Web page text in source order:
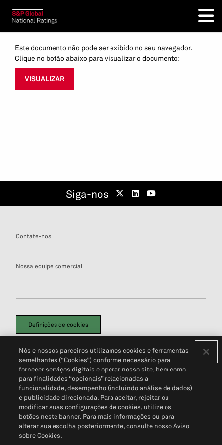
Este documento não pode ser exibido no seu navegador.
Clique no botão abaixo para visualizar o documento:
VISUALIZAR
Siga-nos
Contate-nos
Nossa equipe comercial
Definições de cookies
Política de PrivacidadePortal de privacidade do cliente (em inglês)
Não Venda Minhas Informações Pessoais© 2026 S&P Global
Nós e nossos parceiros utilizamos cookies e ferramentas
semelhantes (“Cookies”) conforme necessário para
fornecer serviços digitais e operar nosso site, bem como
para finalidades “opcionais” relacionadas a
funcionalidade, desempenho (incluindo análise de dados)
e publicidade direcionada. Para aceitar, rejeitar ou
modificar suas configurações de cookies, utilize os
botões neste banner. Para mais informações ou para
alterar sua escolha posteriormente, consulte nosso Aviso
sobre Cookies.